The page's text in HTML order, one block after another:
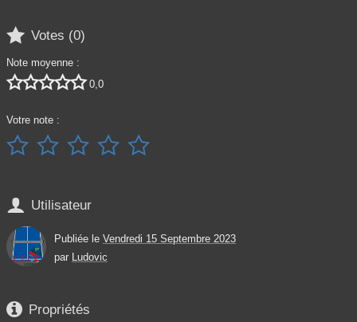
 Votes (0)
Note moyenne :
 0,0
Votre note :
    
 Utilisateur
Publiée le Vendredi 15 Septembre 2023
par Ludovic
 Propriétés